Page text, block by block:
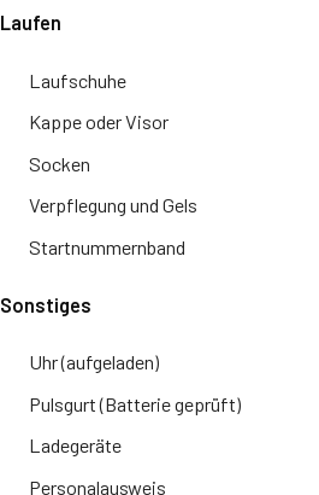
Laufen
Laufschuhe
Kappe oder Visor
Socken
Verpflegung und Gels
Startnummernband
Sonstiges
Uhr (aufgeladen)
Pulsgurt (Batterie geprüft)
Ladegeräte
Personalausweis